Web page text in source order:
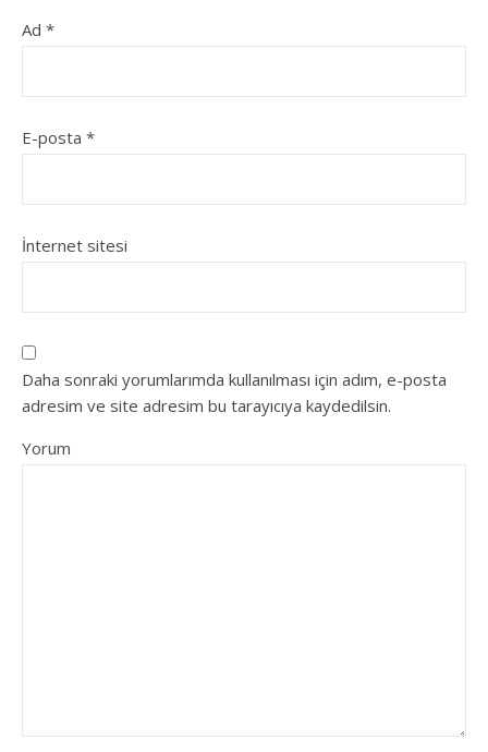
Ad *
E-posta *
İnternet sitesi
Daha sonraki yorumlarımda kullanılması için adım, e-posta
adresim ve site adresim bu tarayıcıya kaydedilsin.
Yorum